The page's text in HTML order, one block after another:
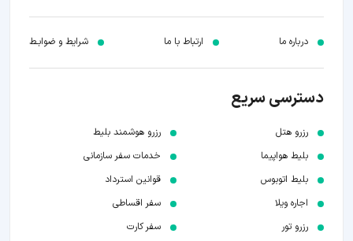
درباره ما ارتباط با ما شرایط و ضوابـط
دسترسی سریع
رزرو هتل
بلیط هواپیما
بلیط اتوبوس
اجاره ویلا
رزرو تور
رزرو هوشمند بلیط
خدمات سفر سازمانی
قوانین استرداد
سفر اقساطی
سفر کارت